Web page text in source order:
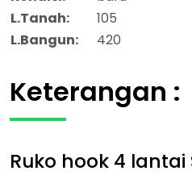
L.Tanah:
105
L.Bangun:
420
Keterangan :
Ruko hook 4 lantai